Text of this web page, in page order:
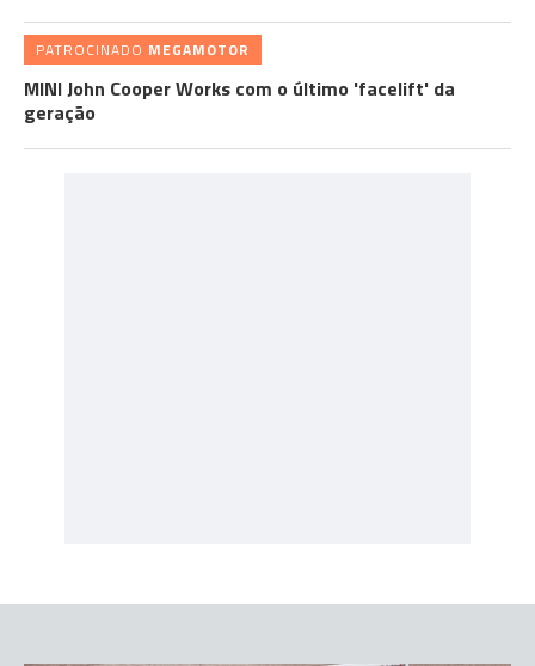
PATROCINADO MEGAMOTOR
MINI John Cooper Works com o último 'facelift' da
geração